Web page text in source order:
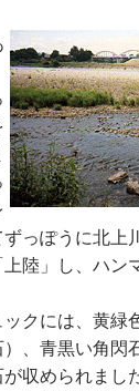
っぽうに北上
陸」し、ハン
クには、黄緑
、青黒い角閃
収められまし